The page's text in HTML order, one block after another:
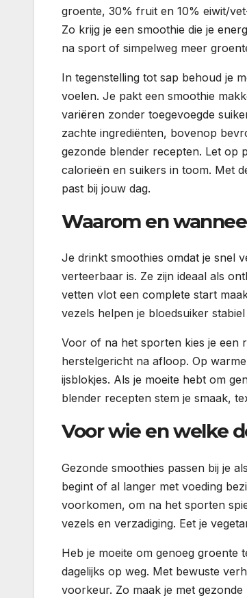
groente, 30% fruit en 10% eiwit/
Zo krijg je een smoothie die je
na sport of simpelweg meer
In tegenstelling tot sap behoud je
voelen. Je pakt een smoothie
variëren zonder toegevoegde
zachte ingrediënten, bovenop
gezonde blender recepten. Let op
calorieën en suikers in toom. Met
past bij jouw dag.
Waarom en
Je drinkt smoothies omdat je snel
verteerbaar is. Ze zijn ideaal als
vetten vlot een complete start
vezels helpen je bloedsuiker
Voor of na het sporten kies je een
herstelgericht na afloop. Op
ijsblokjes. Als je moeite hebt om
blender recepten stem je smaak,
Voor wie en welke
Gezonde smoothies passen bij je
begint of al langer met voeding
voorkomen, om na het sporten
vezels en verzadiging. Eet je
Heb je moeite om genoeg groente
dagelijks op weg. Met bewuste
voorkeur. Zo maak je met